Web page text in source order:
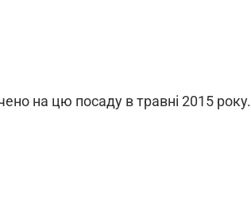
на цю посаду в травні 2015 року.